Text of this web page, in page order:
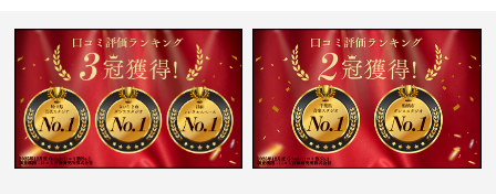
2024.11
2024.10
2024.9